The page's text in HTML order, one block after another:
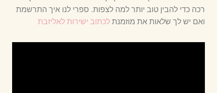
רכה כדי להבין טוב יותר למה לצפות. ספרי לנו איך התרשמת
ואם יש לך שלאות את מוזמנת לכתוב ישירות לאליזבת